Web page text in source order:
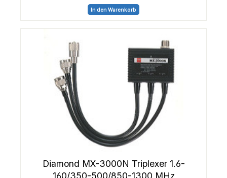
In den Warenkorb
Diamond MX-3000N Triplexer 1.6-
160/350-500/850-1300 MHz